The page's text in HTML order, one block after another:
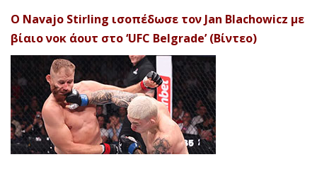
Ο Navajo Stirling ισοπέδωσε τον Jan Blachowicz με
βίαιο νοκ άουτ στο ‘UFC Belgrade’ (Βίντεο)